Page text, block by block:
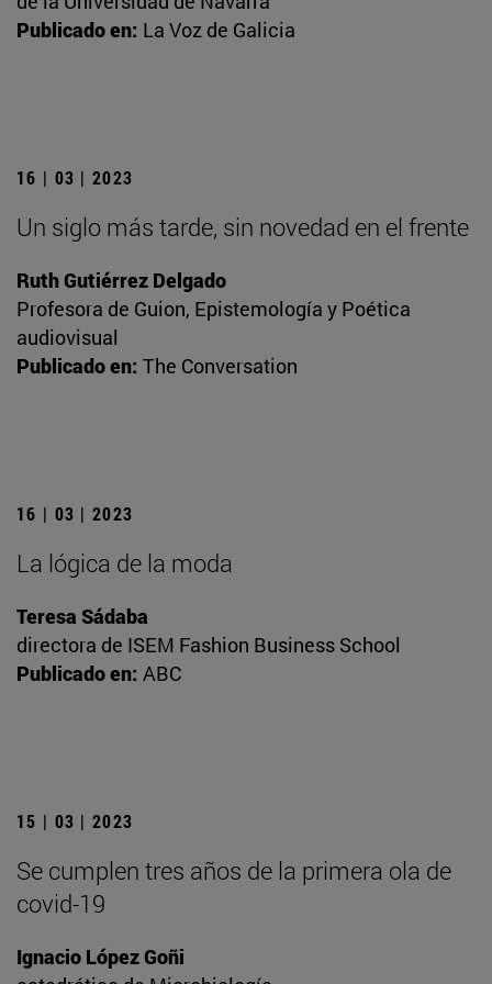
Publicado en: La Voz de Galicia
16 | 03 | 2023
Un siglo más tarde, sin novedad en el frente
Ruth Gutiérrez Delgado
Profesora de Guion, Epistemología y Poética
audiovisual
Publicado en: The Conversation
16 | 03 | 2023
La lógica de la moda
Teresa Sádaba
directora de ISEM Fashion Business School
Publicado en: ABC
15 | 03 | 2023
Se cumplen tres años de la primera ola de
covid-19
Ignacio López Goñi